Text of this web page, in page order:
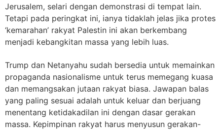
Jerusalem, selari dengan demonstrasi di tempat lain.
Tetapi pada peringkat ini, ianya tidaklah jelas jika protes
‘kemarahan’ rakyat Palestin ini akan berkembang
menjadi kebangkitan massa yang lebih luas.
Trump dan Netanyahu sudah bersedia untuk memainkan
propaganda nasionalisme untuk terus memegang kuasa
dan memangsakan jutaan rakyat biasa. Jawapan balas
yang paling sesuai adalah untuk keluar dan berjuang
menentang ketidakadilan ini dengan dasar gerakan
massa. Kepimpinan rakyat harus menyusun gerakan-